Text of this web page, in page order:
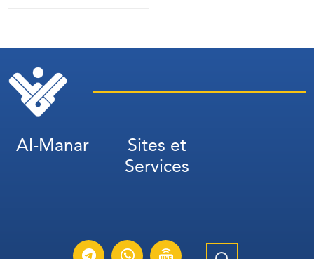
Al-Manar Sites et
Services